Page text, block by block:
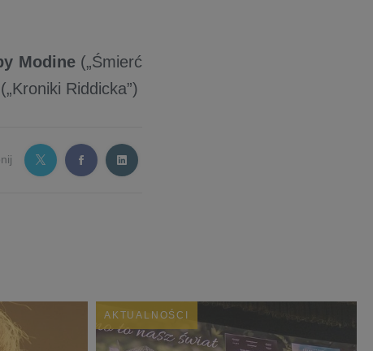
Modine(„Śmierć
(„Kroniki Riddicka”)
AKTUALNOŚCI